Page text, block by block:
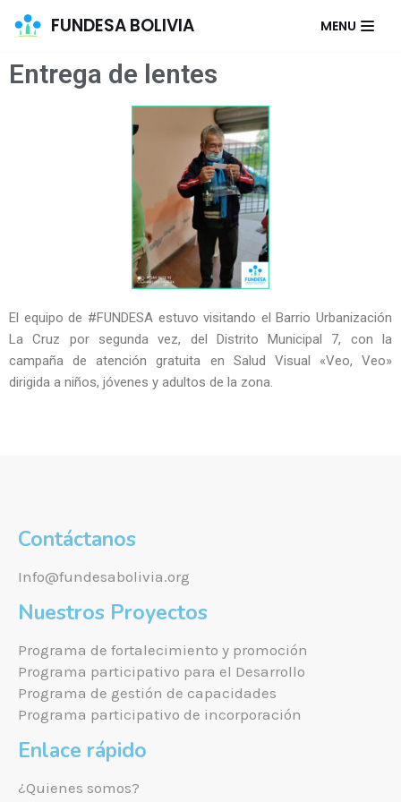
al
contenido
FUNDESA BOLIVIA MENU
Entrega de lentes
El equipo de #FUNDESA estuvo visitando el Barrio Urbanización
La Cruz por segunda vez, del Distrito Municipal 7, con la
campaña de atención gratuita en Salud Visual «Veo, Veo»
dirigida a niños, jóvenes y adultos de la zona.
Contáctanos
Info@fundesabolivia.org
Nuestros Proyectos
Programa de fortalecimiento y promoción
Programa participativo para el Desarrollo
Programa de gestión de capacidades
Programa participativo de incorporación
Enlace rápido
¿Quienes somos?